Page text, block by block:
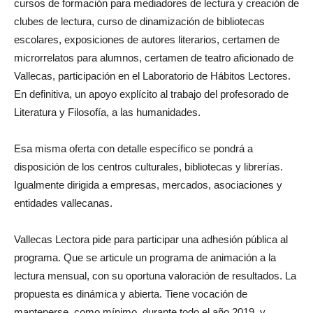
cursos de formación para mediadores de lectura y creación de
clubes de lectura, curso de dinamización de bibliotecas
escolares, exposiciones de autores literarios, certamen de
microrrelatos para alumnos, certamen de teatro aficionado de
Vallecas, participación en el Laboratorio de Hábitos Lectores.
En definitiva, un apoyo explícito al trabajo del profesorado de
Literatura y Filosofía, a las humanidades.
Esa misma oferta con detalle específico se pondrá a
disposición de los centros culturales, bibliotecas y librerías.
Igualmente dirigida a empresas, mercados, asociaciones y
entidades vallecanas.
Vallecas Lectora pide para participar una adhesión pública al
programa. Que se articule un programa de animación a la
lectura mensual, con su oportuna valoración de resultados. La
propuesta es dinámica y abierta. Tiene vocación de